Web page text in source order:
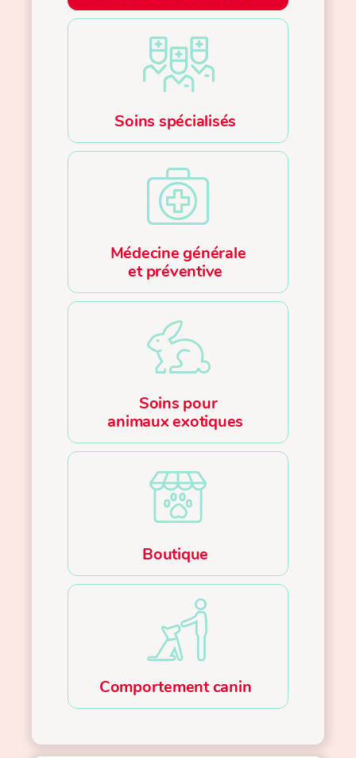
Soins spécialisés
Médecine générale
et préventive
Soins pour
animaux exotiques
Boutique
Comportement canin